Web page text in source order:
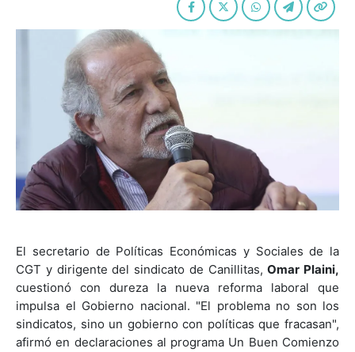
El secretario de Políticas Económicas y Sociales de la
CGT y dirigente del sindicato de Canillitas,Omar Plaini,
cuestionó con dureza la nueva reforma laboral que
impulsa el Gobierno nacional. "El problema no son los
sindicatos, sino un gobierno con políticas que fracasan",
afirmó en declaraciones al programa Un Buen Comienzo